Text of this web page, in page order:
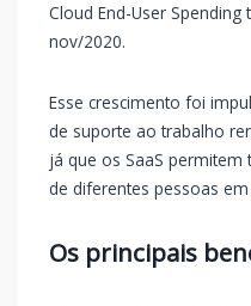
Cloud End-User Spending
nov/2020.
Esse crescimento foi
de suporte ao trabalho
já que os SaaS
de diferentes pessoas
Os principais